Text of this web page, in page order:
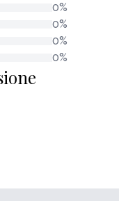
0%
0%
0%
0%